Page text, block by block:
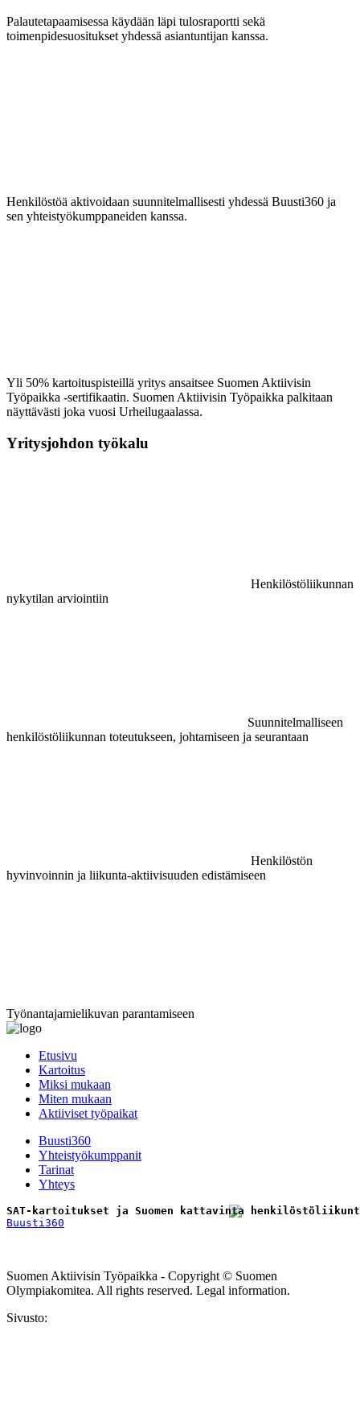
Palautetapaamisessa käydään läpi tulosraportti sekä
toimenpidesuositukset yhdessä asiantuntijan kanssa.
Henkilöstöä aktivoidaan suunnitelmallisesti yhdessä Buusti360 ja
sen yhteistyökumppaneiden kanssa.
Yli 50% kartoituspisteillä yritys ansaitsee Suomen Aktiivisin
Työpaikka -sertifikaatin. Suomen Aktiivisin Työpaikka palkitaan
näyttävästi joka vuosi Urheilugaalassa.
Yritysjohdon työkalu
Henkilöstöliikunnan
nykytilan arviointiin
Suunnitelmalliseen
henkilöstöliikunnan toteutukseen, johtamiseen ja seurantaan
Henkilöstön
hyvinvoinnin ja liikunta-aktiivisuuden edistämiseen
Työnantajamielikuvan parantamiseen
Etusivu
Kartoitus
Miksi mukaan
Miten mukaan
Aktiiviset työpaikat
Buusti360
Yhteistyökumppanit
Tarinat
Yhteys
SAT-kartoitukset ja Suomen kattavinta
Buusti360
Suomen Aktiivisin Työpaikka - Copyright © Suomen
Olympiakomitea. All rights reserved. Legal information.
Sivusto: